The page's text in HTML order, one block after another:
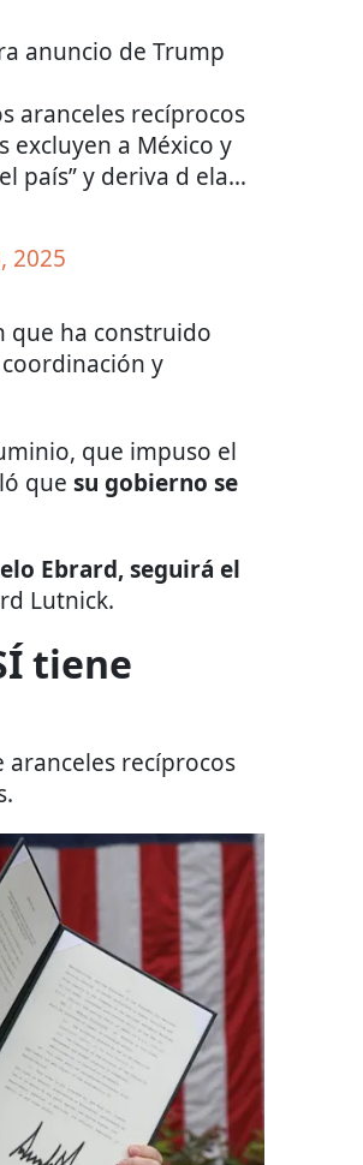
anuncio de Trump
aranceles recíprocos
excluyen a México y
país” y deriva d ela…
2025
que ha construido
y
que impuso el
que su gobierno se
Ebrard, seguirá el
Lutnick.
tiene
recíprocos